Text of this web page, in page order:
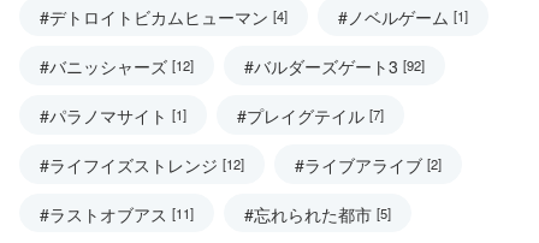
#デトロイトビカムヒューマン [4] #ノベルゲーム [1]
#バニッシャーズ [12] #バルダーズゲート3 [92]
#パラノマサイト [1] #プレイグテイル [7]
#ライフイズストレンジ [12] #ライブアライブ [2]
#ラストオブアス [11] #忘れられた都市 [5]